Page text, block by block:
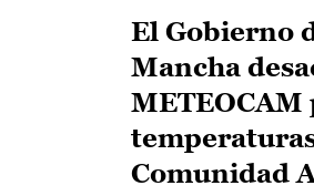
El Gobierno
Mancha
METEOCAM
Comunidad